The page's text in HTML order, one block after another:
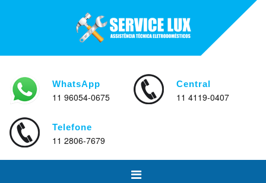
WhatsApp
11 96054-0675
Central
11 4119-0407
Telefone
11 2806-7679